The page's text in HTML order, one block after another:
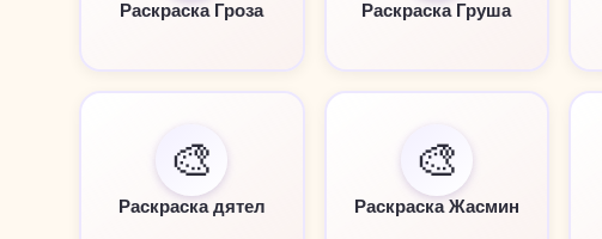
Раскраска Гроза Раскраска Груша
🎨
Раскраска дятел
🎨
Раскраска Жасмин